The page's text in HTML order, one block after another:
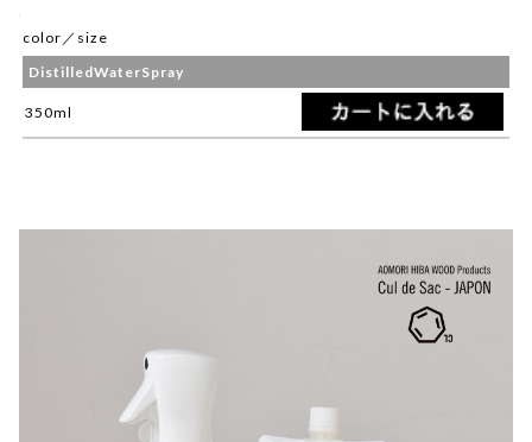
color／size
DistilledWaterSpray
350ml